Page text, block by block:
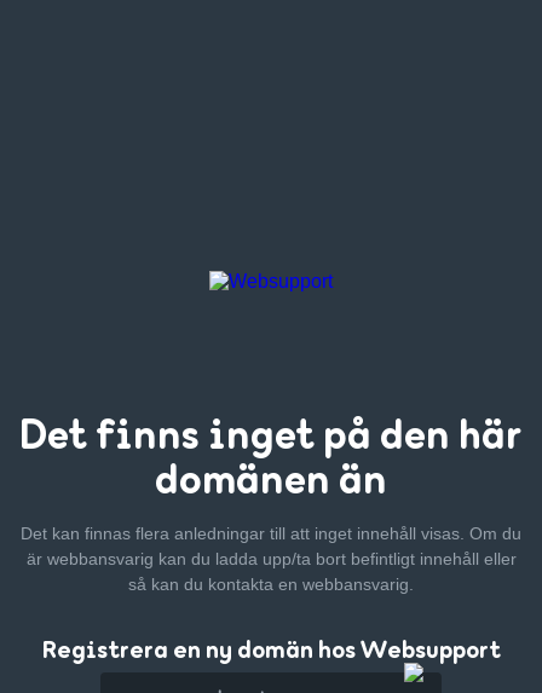
Det finns inget på den här
domänen än
Det kan finnas flera anledningar till att inget innehåll visas. Om du
är webbansvarig kan du ladda upp/ta bort befintligt innehåll eller
så kan du kontakta en webbansvarig.
Registrera en ny domän hos Websupport